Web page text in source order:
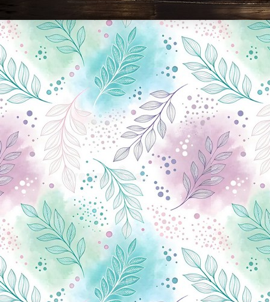
Новини Чернігова, Чернігівські новини, Чернігівський формат, новини Чернігова, події в Чернігові: політика, економіка, аналітика, культура, відеоновини, екологія, спортивний Чернігів, туризм, Чернігів